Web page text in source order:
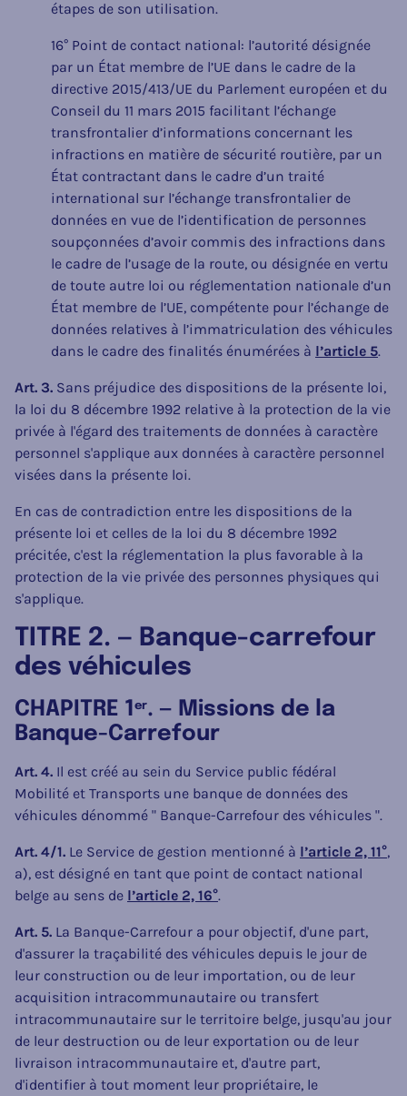
étapes de son utilisation.
16° Point de contact national: l’autorité désignée
par un État membre de l’UE dans le cadre de la
directive 2015/413/UE du Parlement européen et du
Conseil du 11 mars 2015 facilitant l’échange
transfrontalier d’informations concernant les
infractions en matière de sécurité routière, par un
État contractant dans le cadre d’un traité
international sur l’échange transfrontalier de
données en vue de l’identification de personnes
soupçonnées d’avoir commis des infractions dans
le cadre de l’usage de la route, ou désignée en vertu
de toute autre loi ou réglementation nationale d’un
État membre de l’UE, compétente pour l’échange de
données relatives à l’immatriculation des véhicules
dans le cadre des finalités énumérées à l’article 5.
Art. 3. Sans préjudice des dispositions de la présente loi,
la loi du 8 décembre 1992 relative à la protection de la vie
privée à l'égard des traitements de données à caractère
personnel s'applique aux données à caractère personnel
visées dans la présente loi.
En cas de contradiction entre les dispositions de la
présente loi et celles de la loi du 8 décembre 1992
précitée, c'est la réglementation la plus favorable à la
protection de la vie privée des personnes physiques qui
s'applique.
TITRE 2. — Banque-carrefour
des véhicules
CHAPITRE 1 er. — Missions de la
Banque-Carrefour
Art. 4. Il est créé au sein du Service public fédéral
Mobilité et Transports une banque de données des
véhicules dénommé " Banque-Carrefour des véhicules ".
Art. 4/1. Le Service de gestion mentionné à l’article 2, 11°,
a), est désigné en tant que point de contact national
belge au sens de l’article 2, 16°.
Art. 5. La Banque-Carrefour a pour objectif, d'une part,
d'assurer la traçabilité des véhicules depuis le jour de
leur construction ou de leur importation, ou de leur
acquisition intracommunautaire ou transfert
intracommunautaire sur le territoire belge, jusqu'au jour
de leur destruction ou de leur exportation ou de leur
livraison intracommunautaire et, d'autre part,
d'identifier à tout moment leur propriétaire, le